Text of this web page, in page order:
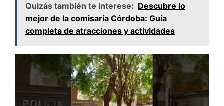
Quizás también te interese: Descubre lo
mejor de la comisaría Córdoba: Guía
completa de atracciones y actividades